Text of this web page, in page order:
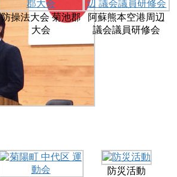
防操法大会 菊池郡
大会
阿蘇熊本空港周辺
議会議員研修会
防災活動